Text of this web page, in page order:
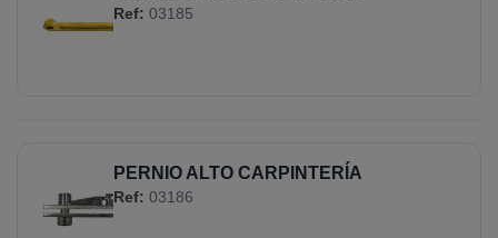
Ref: 03185
PERNIO ALTO CARPINTERÍA
Ref: 03186